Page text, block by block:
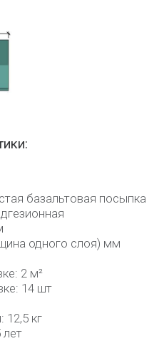
базальтовая посыпка
одного слоя) мм
2 м²
14 шт
12,5 кг
лет